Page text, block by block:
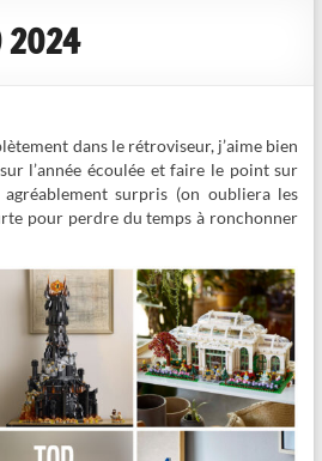
2024
dans le rétroviseur, j’aime bien
l’année écoulée et faire le point sur
agréablement surpris (on oubliera les
pour perdre du temps à ronchonner